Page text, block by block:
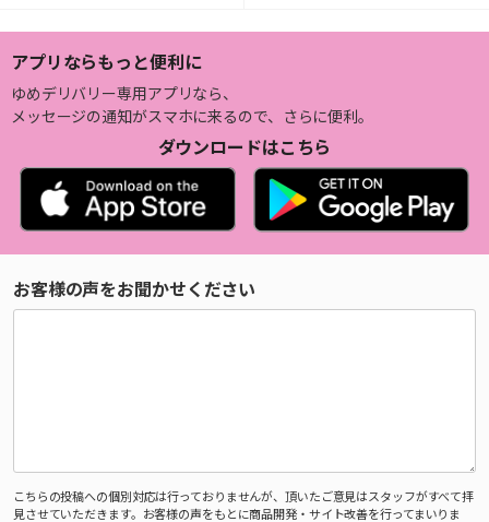
アプリならもっと便利に
ゆめデリバリー専用アプリなら、
メッセージの通知がスマホに来るので、さらに便利。
ダウンロードはこちら
お客様の声をお聞かせください
こちらの投稿への個別対応は行っておりませんが、頂いたご意見はスタッフがすべて拝
見させていただきます。お客様の声をもとに商品開発・サイト改善を行ってまいりま